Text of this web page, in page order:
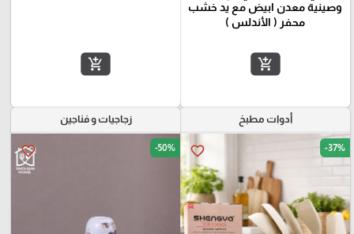
وصينية معدن ابيض مع يد خشب
محفر ( الأندلس )
add_shopping_cart
add_shopping_cart
أدوات مطبخ
favorite_border -37%
زجاجيات و فناجين
favorite_border -50%